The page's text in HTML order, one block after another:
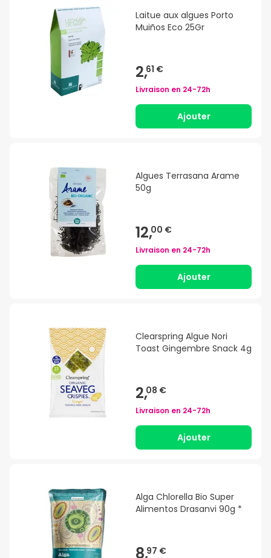
Laitue aux algues Porto
Muiños Eco 25Gr
2,61 €
Livraison en 24-72h
Ajouter
Algues Terrasana Arame
50g
12,00 €
Livraison en 24-72h
Ajouter
Clearspring Algue Nori
Toast Gingembre Snack 4g
2,08 €
Livraison en 24-72h
Ajouter
Alga Chlorella Bio Super
Alimentos Drasanvi 90g *
8,97 €